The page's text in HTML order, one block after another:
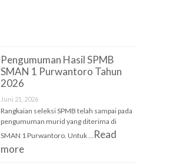
Pengumuman Hasil SPMB
SMAN 1 Purwantoro Tahun
2026
Juni 21, 2026
Rangkaian seleksi SPMB telah sampai pada
pengumuman murid yang diterima di
SMAN 1 Purwantoro. Untuk … Read
more